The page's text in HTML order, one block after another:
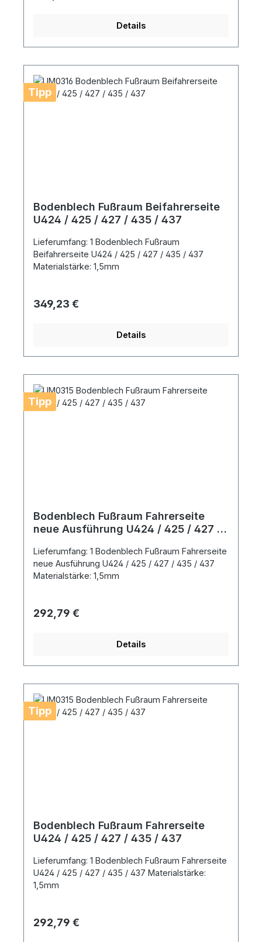
Details
Tipp
Bodenblech Fußraum Beifahrerseite
U424 / 425 / 427 / 435 / 437
Lieferumfang: 1 Bodenblech Fußraum
Beifahrerseite U424 / 425 / 427 / 435 / 437
Materialstärke: 1,5mm
Regulärer Preis:
349,23 €
Details
Tipp
Bodenblech Fußraum Fahrerseite
neue Ausführung U424 / 425 / 427 /
Lieferumfang: 1 Bodenblech Fußraum Fahrerseite
neue Ausführung U424 / 425 / 427 / 435 / 437
Materialstärke: 1,5mm
Regulärer Preis:
292,79 €
Details
Tipp
Bodenblech Fußraum Fahrerseite
U424 / 425 / 427 / 435 / 437
Lieferumfang: 1 Bodenblech Fußraum Fahrerseite
U424 / 425 / 427 / 435 / 437 Materialstärke:
1,5mm
Regulärer Preis:
292,79 €